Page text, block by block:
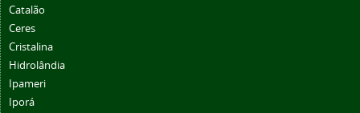
Catalão
Ceres
Cristalina
Hidrolândia
Ipameri
Iporá